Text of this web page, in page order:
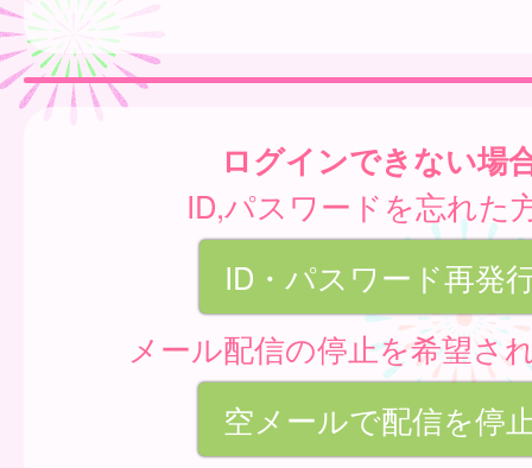
ログインできない場
ID,パスワードを忘れた
ID・パスワード再発
メール配信の停止を希望さ
空メールで配信を停